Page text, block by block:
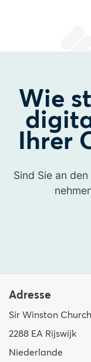
Wie
Ihrer
Sind Sie an
Adresse
Sir Winston
2288 EA Rijswijk
Niederlande